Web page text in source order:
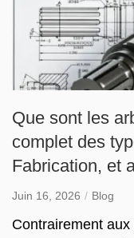
Que sont les
complet des
Fabrication, et
Juin 16, 2026 Blog
Contrairement